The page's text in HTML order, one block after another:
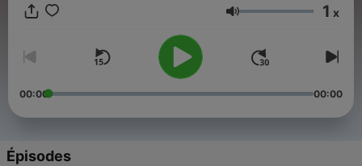
ascoltando contenuti approfonditi, accurati e avvincenti —
Volume 1 x
00:00 00:00
Épisodes